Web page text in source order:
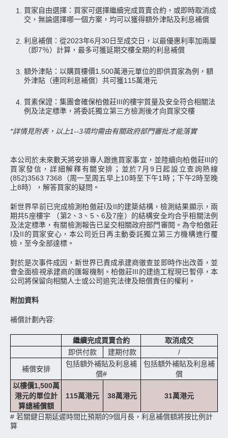
1.
買家自由選擇：買家可選擇繼續完成買賣合約，或即時取消成
交，無論選擇哪一個方案，均可以獲得額外津貼及利息補償
2. 利息補償：從2023年6月30日至成交日，以最優惠利率加兩厘
（即7％）計算，最多可獲延期交樓全期的利息補償
3. 額外津貼：以購買樓價1,500萬港元單位的即供買家為例，額
外津貼（連同利息補償）共可獲115萬港元
4. 質素保證：集團會確保柏傲莊III的樓宇質量及安全符合相關法
例及法定標準，將委託獨立第三方檢測後才向買家交樓
*詳情見附表，以上1--3項均需由有關政府部門審批才能落實
本公司於未來數天將安排專人跟進買家事宜，並陸續向柏傲莊III的
買家發信，詳細解釋有關安排；並於7月9日起設立查詢熱線
(852)3563 7368（周一至周五早上10時至下午1時；下午2時至晚
上8時），解答買家的疑問。
新世界早前已完成檢測柏傲莊I及II的建築結構，檢測結果顯示，兩
期共5座樓宇 （第2、3、5、6及7座）的結構安全均合乎相關法例
及法定標準，有關檢測報告已呈交相關政府部門審閱。為令柏傲莊
I及II的買家安心，本公司近日再主動委託獨立第三方機構進行覆
檢，至今全部達標。
對於是次事件成因，新世界已責成承建商徹查並即時作出改善，並
會全面檢視承建商的匯報機制。柏傲莊III的建造工程現已暫停，本
公司將保留向相關人士或公司追究法律及賠償責任的權利。
附加資料
補償計劃內容:
繼續完成買賣合約
取消成交
即供付款
建期付款 /
補償安排
包括額外補貼及利息補
償#
包括額外補貼及利息補
償
以樓價1,500萬
港元的單位計
算總補償額
115萬港元 38萬港元 31萬港元
# 若關鍵日期延遲時間比預期的9個月長，利息補償額將按比例計
算